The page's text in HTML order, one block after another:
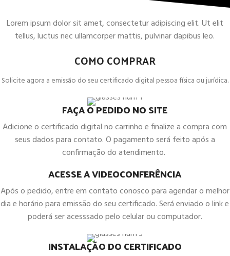
Lorem ipsum dolor sit amet, consectetur adipiscing elit. Ut elit
tellus, luctus nec ullamcorper mattis, pulvinar dapibus leo.
COMO COMPRAR
Solicite agora a emissão do seu certificado digital pessoa física ou jurídica.
FAÇA O PEDIDO NO SITE
Adicione o certificado digital no carrinho e finalize a compra com
seus dados para contato. O pagamento será feito após a
confirmação do atendimento.
ACESSE A VIDEOCONFERÊNCIA
Após o pedido, entre em contato conosco para agendar o melhor
dia e horário para emissão do seu certificado. Será enviado o link e
poderá ser acesssado pelo celular ou computador.
INSTALAÇÃO DO CERTIFICADO